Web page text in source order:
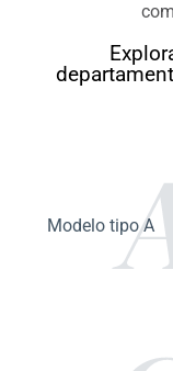
Modelo tipo A